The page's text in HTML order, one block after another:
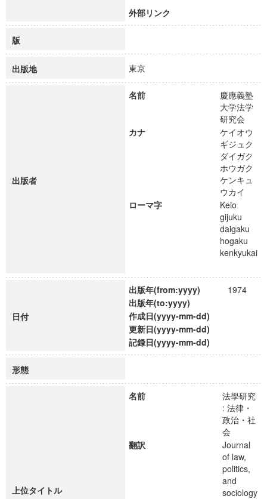
外部リンク
版
出版地 東京
出版者
名前
慶應義塾
大学法学
研究会
カナ
ケイオウ
ギジュク
ダイガク
ホウガク
ケンキュ
ウカイ
ローマ字
Keio
gijuku
daigaku
hogaku
kenkyukai
日付
出版年(from:yyyy)
1974
出版年(to:yyyy)
作成日(yyyy-mm-dd)
更新日(yyyy-mm-dd)
記録日(yyyy-mm-dd)
形態
上位タイトル
名前
法學研究
: 法律・
政治・社
会
翻訳
Journal
of law,
politics,
and
sociology